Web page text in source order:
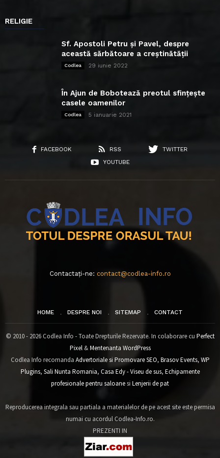
RELIGIE
Sf. Apostoli Petru și Pavel, despre
această sărbătoare a creștinătății
Codlea 29 iunie 2022
În Ajun de Bobotează preotul sfințește
casele oamenilor
Codlea 5 ianuarie 2021
FACEBOOK RSS
TWITTER
YOUTUBE
Contactați-ne: contact@codlea-info.ro
HOME DESPRE NOI SITEMAP CONTACT
© 2010 - 2026 Codlea Info - Toate Drepturile Rezervate. In colaborare cu Perfect
Pixel&Mentenanta WordPress
Codlea Info recomanda Advertoriale si Promovare SEO, Brasov Events, WP
Plugins, Sali Nunta Romania, Casa Edy - Viseu de sus, Echipamente
profesionale pentru saloanesi Lenjerii de pat
Reproducerea integrala sau partiala a materialelor de pe acest site este permisa
numai cu acordul Codlea-Info.ro.
PREZENTI IN